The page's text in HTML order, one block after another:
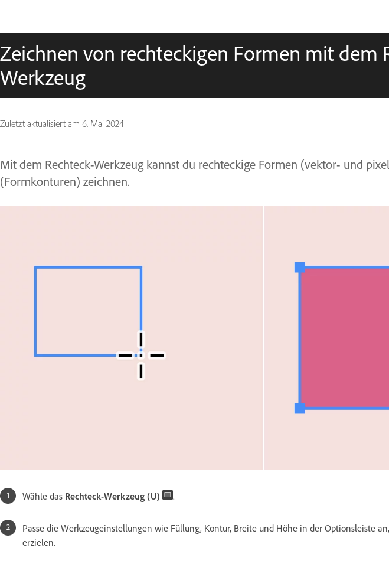
Zeichnen von rechteckigen Formen mit dem
Werkzeug
Zuletzt aktualisiert am 6. Mai 2024
Mit dem Rechteck-Werkzeug kannst du rechteckige Formen (vektor- und
(Formkonturen) zeichnen.
Wähle das Rechteck-Werkzeug (U) .
Passe die Werkzeugeinstellungen wie Füllung, Kontur, Breite und Höhe in der Optionsleiste
erzielen.